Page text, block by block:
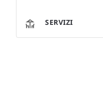
SERVIZI